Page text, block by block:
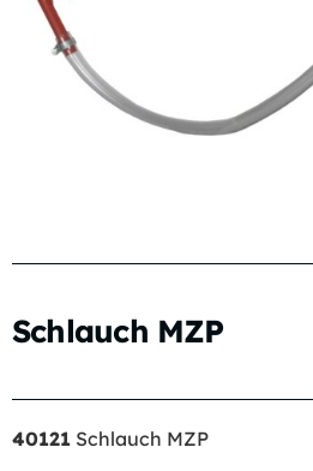
Schlauch MZP
40121 Schlauch MZP